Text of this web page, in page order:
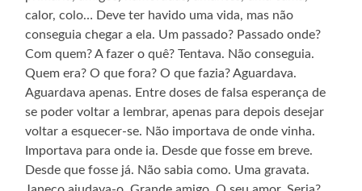
calor, colo… Deve ter havido uma vida, mas não
conseguia chegar a ela. Um passado? Passado onde?
Com quem? A fazer o quê? Tentava. Não conseguia.
Quem era? O que fora? O que fazia? Aguardava.
Aguardava apenas. Entre doses de falsa esperança de
se poder voltar a lembrar, apenas para depois desejar
voltar a esquecer-se. Não importava de onde vinha.
Importava para onde ia. Desde que fosse em breve.
Desde que fosse já. Não sabia como. Uma gravata.